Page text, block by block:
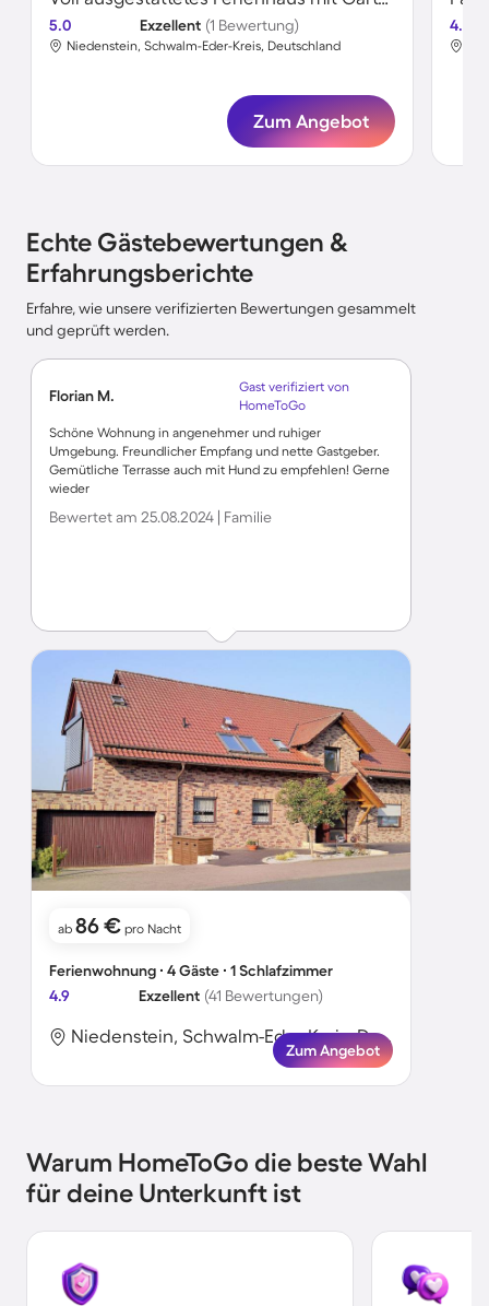
5.0 Exzellent (1 Bewertung)
Niedenstein, Schwalm-Eder-Kreis, Deutschland
Zum Angebot
4.8
Echte Gästebewertungen &
Erfahrungsberichte
Erfahre, wie unsere verifizierten Bewertungen gesammelt
und geprüft werden.
Florian M.
Gast verifiziert von
HomeToGo
Schöne Wohnung in angenehmer und ruhiger
Umgebung. Freundlicher Empfang und nette Gastgeber.
Gemütliche Terrasse auch mit Hund zu empfehlen! Gerne
wieder
Bewertet am 25.08.2024 | Familie
ab 86 € pro Nacht
Ferienwohnung ∙ 4 Gäste ∙ 1 Schlafzimmer
4.9
Exzellent (41 Bewertungen)
Niedenstein, Schwalm-Eder-Kreis, Deutschland
Zum Angebot
Warum HomeToGo die beste Wahl
für deine Unterkunft ist